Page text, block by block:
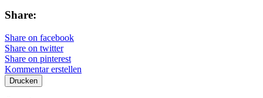
Share:
Share on facebook
Share on twitter
Share on pinterest
Kommentar erstellen
Drucken